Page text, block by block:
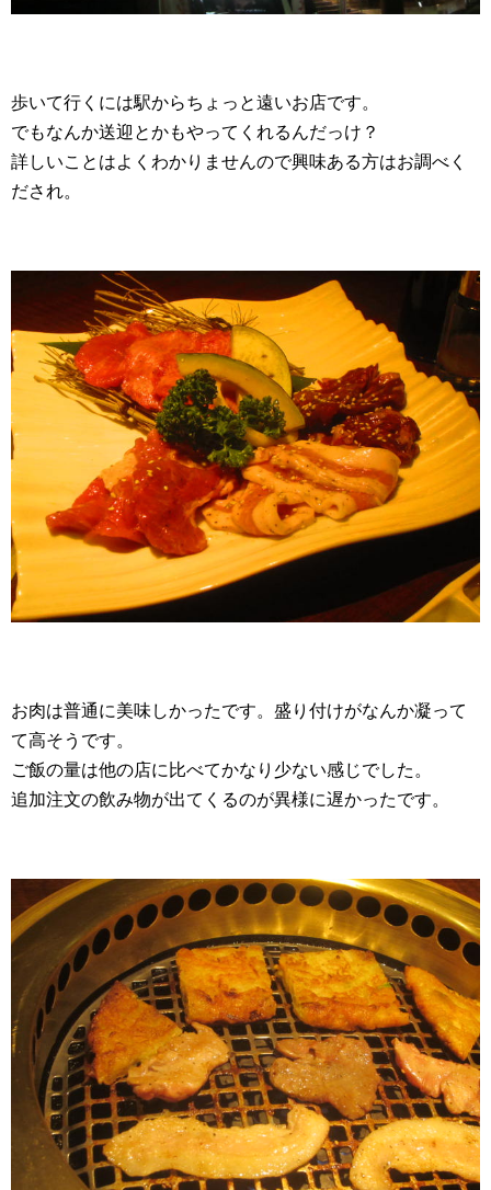
歩いて行くには駅からちょっと遠いお店です。
でもなんか送迎とかもやってくれるんだっけ？
詳しいことはよくわかりませんので興味ある方はお調べく
だされ。
お肉は普通に美味しかったです。盛り付けがなんか凝って
て高そうです。
ご飯の量は他の店に比べてかなり少ない感じでした。
追加注文の飲み物が出てくるのが異様に遅かったです。